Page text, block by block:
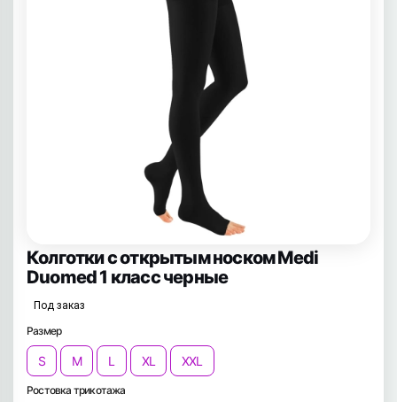
Колготки с открытым носком Medi
Duomed 1 класс черные
Под заказ
Размер
S M L XL XXL
Ростовка трикотажа